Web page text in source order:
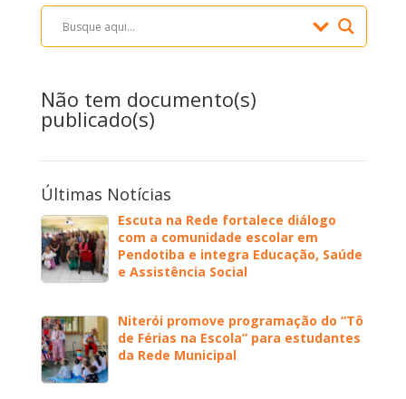
Não tem documento(s)
publicado(s)
Últimas Notícias
Escuta na Rede fortalece diálogo
com a comunidade escolar em
Pendotiba e integra Educação, Saúde
e Assistência Social
Niterói promove programação do “Tô
de Férias na Escola” para estudantes
da Rede Municipal